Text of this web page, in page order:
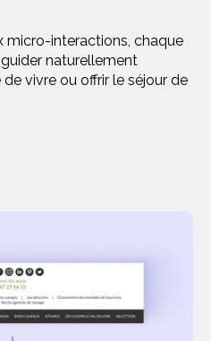
micro-interactions, chaque
naturellement
vivre ou offrir le séjour de